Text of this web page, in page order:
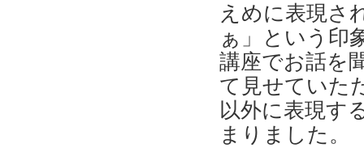
えめに表現さ
ぁ」という印
講座でお話を
て見せていた
以外に表現す
まりました。